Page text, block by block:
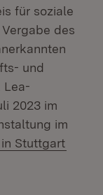
für soziale
des
und
Lea-
2023 im
im
Stuttgart